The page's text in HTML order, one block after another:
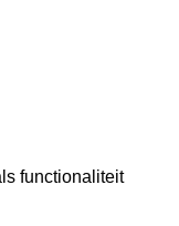
functionaliteit